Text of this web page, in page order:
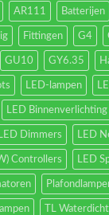
AR111 Batterijen
Fittingen G4
GU10 GY6.35
LED-lampen
LED Binnenverlichting
LED Dimmers LED
Controllers LED
TL Waterdicht